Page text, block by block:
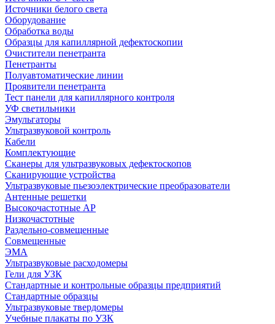
Источники белого света
Оборудование
Обработка воды
Образцы для капиллярной дефектоскопии
Очистители пенетранта
Пенетранты
Полуавтоматические линии
Проявители пенетранта
Тест панели для капиллярного контроля
УФ светильники
Эмульгаторы
Ультразвуковой контроль
Кабели
Комплектующие
Сканеры для ультразвуковых дефектоскопов
Сканирующие устройства
Ультразвуковые пьезоэлектрические преобразователи
Антенные решетки
Высокочастотные АР
Низкочастотные
Раздельно-совмещенные
Совмещенные
ЭМА
Ультразвуковые расходомеры
Гели для УЗК
Стандартные и контрольные образцы предприятий
Стандартные образцы
Ультразвуковые твердомеры
Учебные плакаты по УЗК